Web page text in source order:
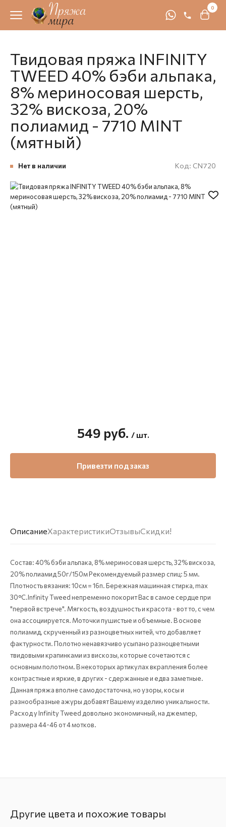
0
ОписаниеХарактеристикиОтзывыСкидки!
Состав: 40% бэби альпака, 8% мериносовая шерсть, 32% вискоза,
20% полиамид 50г/150м Рекомендуемый размер спиц: 5 мм.
Плотность вязания: 10см = 16п. Бережная машинная стирка, max
30°C.Infinity Tweed непременно покорит Вас в самое сердце при
"первой встрече". Мягкость, воздушность и красота - вот то, с чем
она ассоциируется. Моточки пушистые и объемные. В основе
полиамид, скрученный из разноцветных нитей, что добавляет
фактурности. Полотно ненавязчиво усыпано разноцветными
твидовыми крапинками из вискозы, которые сочетаются с
основным полотном. В некоторых артикулах вкрапления более
контрастные и яркие, в других - сдержанные и едва заметные.
Данная пряжа вполне самодостаточна, но узоры, косы и
разнообразные ажуры добавят Вашему изделию уникальности.
Расход у Infinity Tweed довольно экономичный, на джемпер,
размера 44-46 от 4 мотков.
Твидовая пряжа INFINITY
TWEED 40% бэби альпака,
8% мериносовая шерсть,
32% вискоза, 20%
полиамид - 7710 MINT
(мятный)
Нет в наличии Код: CN720
549 руб. / шт.
Привезти под заказ
Другие цвета и похожие товары